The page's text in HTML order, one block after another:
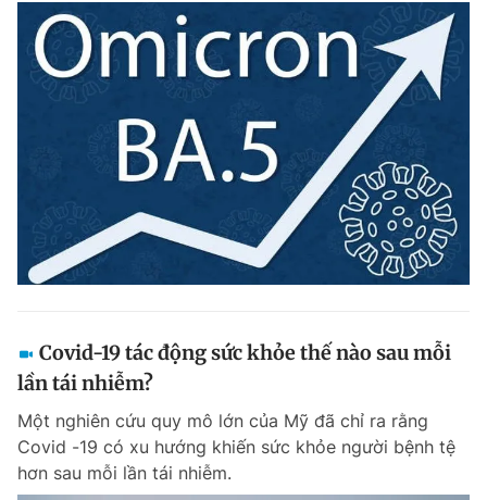
Covid-19 tác động sức khỏe thế nào sau mỗi
lần tái nhiễm?
Một nghiên cứu quy mô lớn của Mỹ đã chỉ ra rằng
Covid -19 có xu hướng khiến sức khỏe người bệnh tệ
hơn sau mỗi lần tái nhiễm.